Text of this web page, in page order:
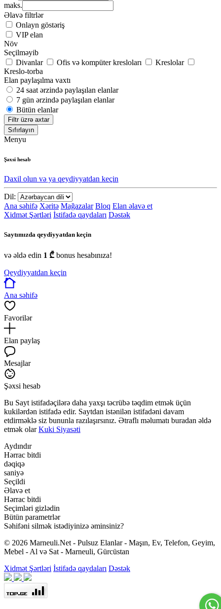
maks.
Əlavə filtrlər
Onlayn göstəriş
VIP elan
Növ
Seçilməyib
Divanlar
Ofis və kompüter kresloları
Kreslolar
Kreslo-torba
Elan paylaşılma vaxtı
24 saat ərzində paylaşılan elanlar
7 gün ərzində paylaşılan elanlar
Bütün elanlar
Filtr üzrə axtar
Sıfırlayın
Menyu
Şəxsi hesab
Daxil olun və ya qeydiyyatdan keçin
Dil:
Ana səhifə Xəritə Mağazalar Bloq Elan əlavə et
Xidmət Şərtləri İstifadə qaydaları Dəstək
Saytımızda qeydiyyatdan keçin
və əldə edin 1 ₾ bonus hesabınıza!
Qeydiyyatdan keçin
Ana səhifə
Favorilər
Elan paylaş
Mesajlar
Şəxsi hesab
Bu Sayt istifadəçilərə daha yaxşı təcrübə təqdim etmək üçün
kukilərdən istifadə edir. Saytdan istənilən istifadəni davam
etdirməklə siz bununla razılaşırsınız. Ətraflı məlumatı buradan əldə
etmək olarKuki Siyasəti
Aydındır
Hərrac bitdi
dəqiqə
saniyə
Seçildi
Əlavə et
Hərrac bitdi
Seçimləri gizlədin
Bütün parametrlər
Səhifəni silmək istədiyinizə əminsiniz?
© 2026 Marneuli.Net - Pulsuz Elanlar - Maşın, Ev, Telefon, Geyim,
Mebel - Al və Sat - Marneuli, Gürcüstan
Xidmət Şərtləri İstifadə qaydaları Dəstək